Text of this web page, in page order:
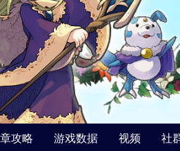
攻略 游戏数据 视频 社